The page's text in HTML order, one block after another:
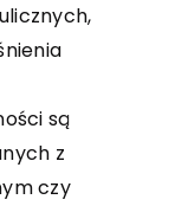
są
z
czy